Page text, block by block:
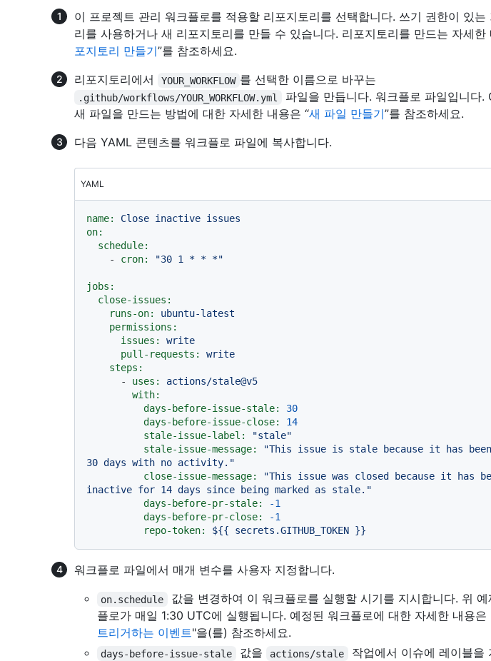
이 프로젝트 관리 워크플로를 적용할 리포지토리를 선택합니다. 쓰기 권한이 있는
리를 사용하거나 새 리포지토리를 만들 수 있습니다. 리포지토리를 만드는 자세한
포지토리 만들기”를 참조하세요.
리포지토리에서
YOUR_WORKFLOW 를 선택한 이름으로 바꾸는
.github/workflows/YOUR_WORKFLOW.yml
파일을 만듭니다. 워크플로 파일입니다.
새 파일을 만드는 방법에 대한 자세한 내용은 “새 파일 만들기”를 참조하세요.
다음 YAML 콘텐츠를 워크플로 파일에 복사합니다.
YAML
name: Close inactive issues
on:
schedule:
-
cron: "30 1 * * *"
jobs:
close-issues:
runs-on:
ubuntu-latest
permissions:
issues:
write
pull-requests:
write
steps:
-
uses:
actions/stale@v5
with:
days-before-issue-stale:
30
days-before-issue-close:
14
stale-issue-label:
"stale"
stale-issue-message:
"This issue is stale because it has
30 days with no activity."
close-issue-message:
"This issue was closed because it has
inactive for 14 days since being marked as stale."
days-before-pr-stale:
-1
days-before-pr-close:
-1
repo-token:
${{ secrets.GITHUB_TOKEN }}
워크플로 파일에서 매개 변수를 사용자 지정합니다.
on.schedule
값을 변경하여 이 워크플로를 실행할 시기를 지시합니다. 위
플로가 매일 1:30 UTC에 실행됩니다. 예정된 워크플로에 대한 자세한 내용은
트리거하는 이벤트"을(를) 참조하세요.
days-before-issue-stale 값을 actions/stale
작업에서 이슈에 레이블을